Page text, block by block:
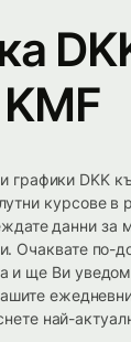
KMF
графики DKK
курсове в
данни за
Очаквате по-
и ще Ви
най-